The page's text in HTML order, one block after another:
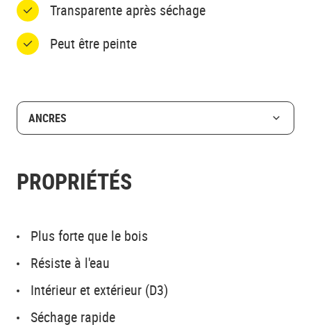
Transparente après séchage
Peut être peinte
ANCRES
PROPRIÉTÉS
Plus forte que le bois
Résiste à l'eau
Intérieur et extérieur (D3)
Séchage rapide